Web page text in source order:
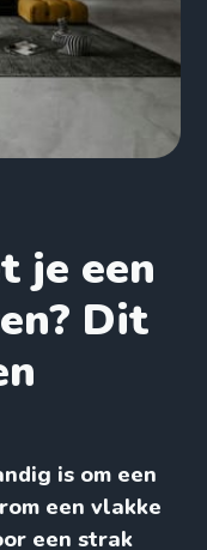
je een
Dit
is om een
een vlakke
een strak